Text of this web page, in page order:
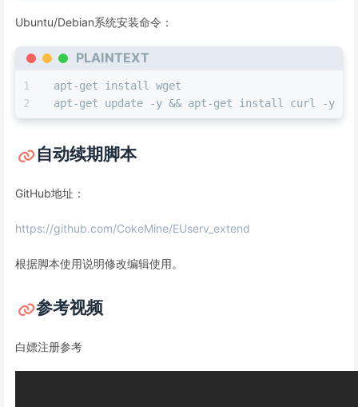
Ubuntu/Debian系统安装命令：
PLAINTEXT
apt-get install wget
apt-get update -y && apt-get install curl -y
自动续期脚本
GitHub地址：
https://github.com/CokeMine/EUserv_extend
根据脚本使用说明修改编辑使用。
参考视频
白嫖注册参考